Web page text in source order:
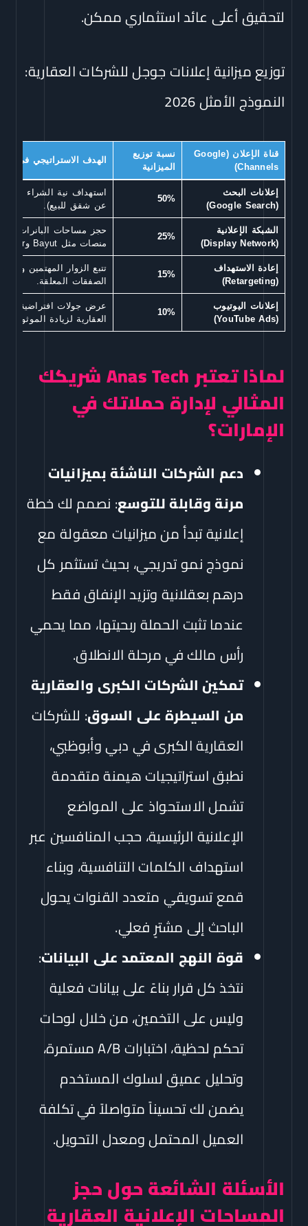
لتحقيق أعلى عائد استثماري ممكن.
توزيع ميزانية إعلانات جوجل للشركات العقارية:
النموذج الأمثل 2026
قناة الإعلان (Google
Channels)
نسبة توزيع
الميزانية
الهدف الاستراتيجي في
إعلانات البحث
(Google Search)
50%
استهداف نية الشراء
عن شقق للبيع).
الشبكة الإعلانية
(Display Network)
25%
حجز مساحات البانرات
منصات مثل Bayut وProperty Finder.
إعادة الاستهداف
(Retargeting)
15%
تتبع الزوار المهتمين
الصفقات المعلقة.
إعلانات اليوتيوب
(YouTube Ads)
10%
عرض جولات افتراضية
العقارية لزيادة الموثوقية.
لماذا تعتبر Anas Tech شريكك
المثالي لإدارة حملاتك في
الإمارات؟
دعم الشركات الناشئة بميزانيات
مرنة وقابلة للتوسع: نصمم لك خطة
إعلانية تبدأ من ميزانيات معقولة مع
نموذج نمو تدريجي، بحيث تستثمر كل
درهم بعقلانية وتزيد الإنفاق فقط
عندما تثبت الحملة ربحيتها، مما يحمي
رأس مالك في مرحلة الانطلاق.
تمكين الشركات الكبرى والعقارية
من السيطرة على السوق: للشركات
العقارية الكبرى في دبي وأبوظبي،
نطبق استراتيجيات هيمنة متقدمة
تشمل الاستحواذ على المواضع
الإعلانية الرئيسية، حجب المنافسين عبر
استهداف الكلمات التنافسية، وبناء
قمع تسويقي متعدد القنوات يحول
الباحث إلى مشترٍ فعلي.
قوة النهج المعتمد على البيانات:
نتخذ كل قرار بناءً على بيانات فعلية
وليس على التخمين، من خلال لوحات
تحكم لحظية، اختبارات A/B مستمرة،
وتحليل عميق لسلوك المستخدم
يضمن لك تحسيناً متواصلاً في تكلفة
العميل المحتمل ومعدل التحويل.
الأسئلة الشائعة حول حجز
المساحات الإعلانية العقارية